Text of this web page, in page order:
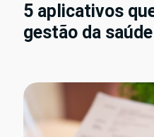
5 aplicativos
gestão da saúde